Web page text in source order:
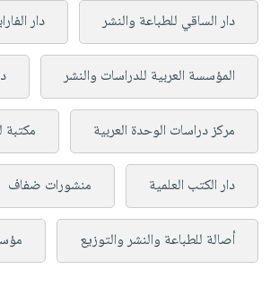
دار الساقي للطباعة والنشر دار
المؤسسة العربية للدراسات والنشر
مركز دراسات الوحدة العربية مكتبة
دار الكتب العلمية منشورات ضفاف
أصالة للطباعة والنشر والتوزيع